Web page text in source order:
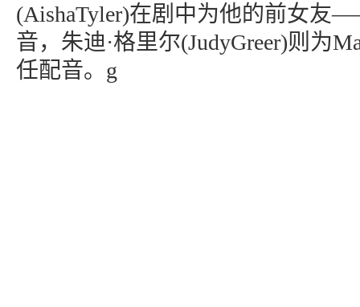
(AishaTyler)在剧中为他的前女友
音，朱迪·格里尔(JudyGreer)则为
任配音。g